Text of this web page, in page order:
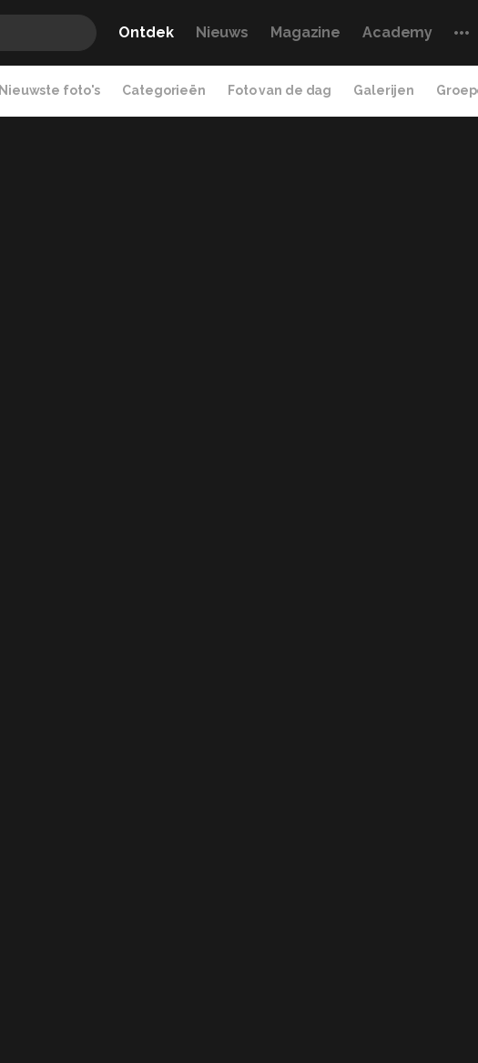
Ontdek Nieuws Magazine Academy
Nieuwste foto's Categorieën Foto van de dag Galerijen